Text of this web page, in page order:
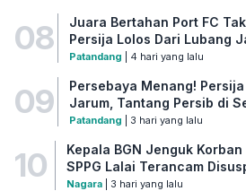
08
Juara Bertahan Port FC
Persija Lolos Dari Lubang
Patandang | 4 hari yang lalu
09
Persebaya Menang!
Jarum, Tantang Persib di
Patandang | 3 hari yang lalu
10
Kepala BGN Jenguk
SPPG Lalai Terancam
Nagara| 3 hari yang lalu